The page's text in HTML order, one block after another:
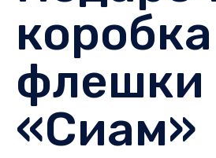
флешки
«Сиам»